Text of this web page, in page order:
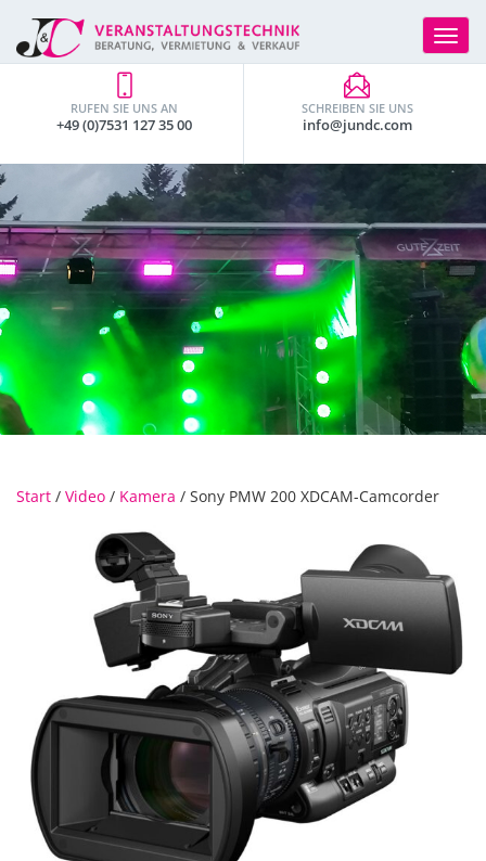
Toggle
SCHREIBEN SIE UNS
info@jundc.com
RUFEN SIE UNS AN
+49 (0)7531 127 35 00
Start / Video / Kamera / Sony PMW 200 XDCAM-Camcorder